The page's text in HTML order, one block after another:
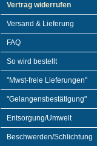
Vertrag widerrufen
Versand & Lieferung
FAQ
So wird bestellt
"Mwst-freie Lieferungen"
"Gelangensbestätigung"
Entsorgung/Umwelt
Beschwerden/Schlichtung